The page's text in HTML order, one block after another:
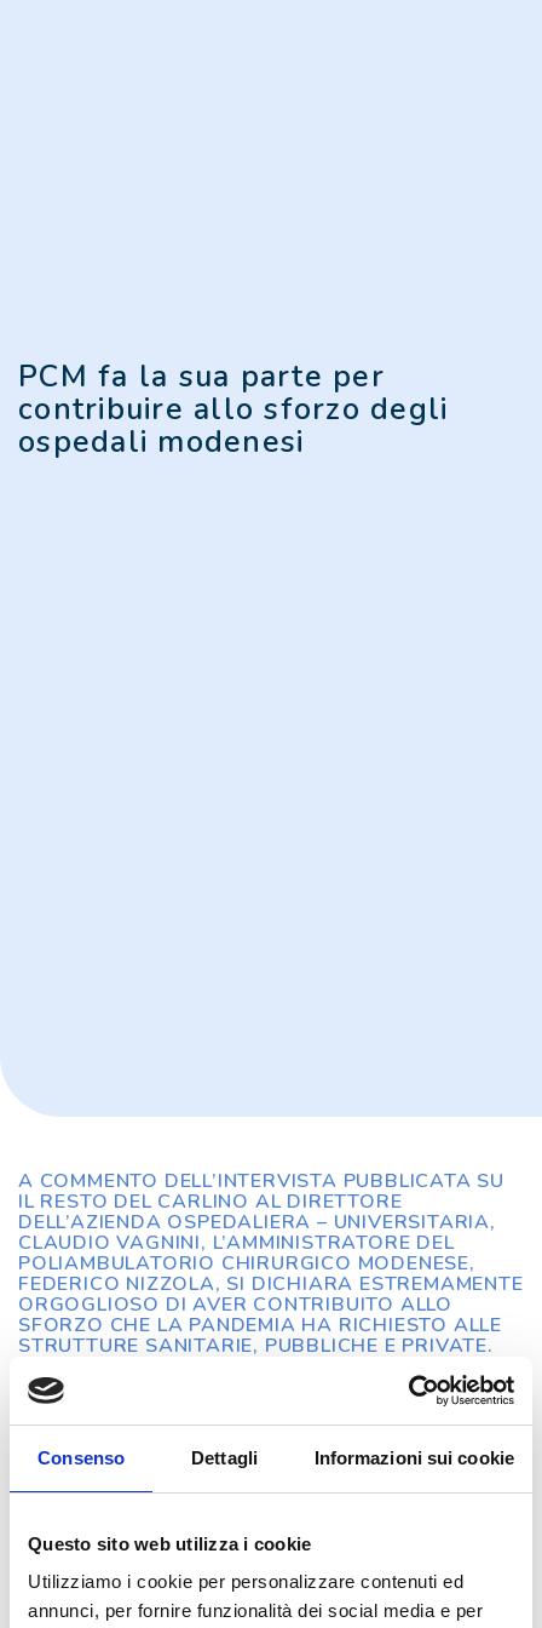
Consenso Dettagli Informazioni sui cookie
Questo sito web utilizza i cookie
Utilizziamo i cookie per personalizzare contenuti ed
annunci, per fornire funzionalità dei social media e per
PCM fa la sua parte per
contribuire allo sforzo degli
ospedali modenesi
A COMMENTO DELL’INTERVISTA PUBBLICATA SU
IL RESTO DEL CARLINO AL DIRETTORE
DELL’AZIENDA OSPEDALIERA – UNIVERSITARIA,
CLAUDIO VAGNINI, L’AMMINISTRATORE DEL
POLIAMBULATORIO CHIRURGICO MODENESE,
FEDERICO NIZZOLA, SI DICHIARA ESTREMAMENTE
ORGOGLIOSO DI AVER CONTRIBUITO ALLO
SFORZO CHE LA PANDEMIA HA RICHIESTO ALLE
STRUTTURE SANITARIE, PUBBLICHE E PRIVATE.